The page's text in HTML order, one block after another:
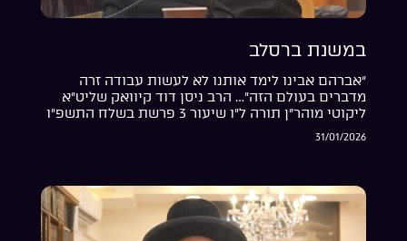
במשנת ברסלב
“אברהם אבינו לימד אותנו לא לעשות עבודה זרה
מדברים בעולם הזה”… הרב ניסן דוד קיוואק שליט”א
ליקוטי מוהר”ן תורה ל”ו שיעור 3 פרשת בשלח התשפ”ו
31/01/2026